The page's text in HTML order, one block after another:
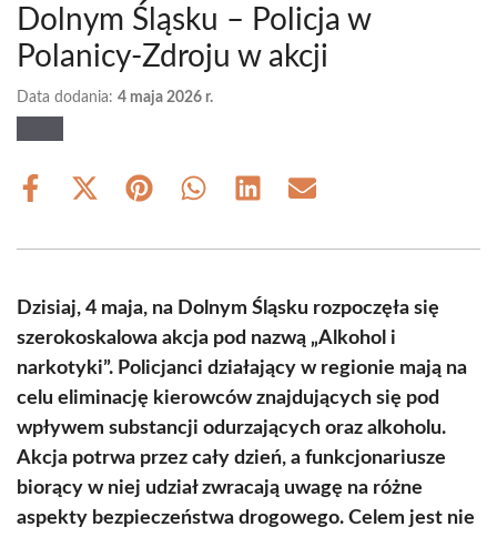
Dolnym Śląsku – Policja w
Polanicy-Zdroju w akcji
Data dodania: 4 maja 2026 r.
Share
Share
(Twitter)
Share Share Share Share
Dzisiaj, 4 maja, na Dolnym Śląsku rozpoczęła się
szerokoskalowa akcja pod nazwą „Alkohol i
narkotyki”. Policjanci działający w regionie mają na
celu eliminację kierowców znajdujących się pod
wpływem substancji odurzających oraz alkoholu.
Akcja potrwa przez cały dzień, a funkcjonariusze
biorący w niej udział zwracają uwagę na różne
aspekty bezpieczeństwa drogowego. Celem jest nie